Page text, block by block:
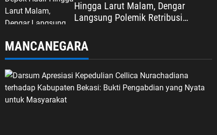
Hingga Larut Malam, Dengar
Langsung Polemik Retribusi
MANCANEGARA